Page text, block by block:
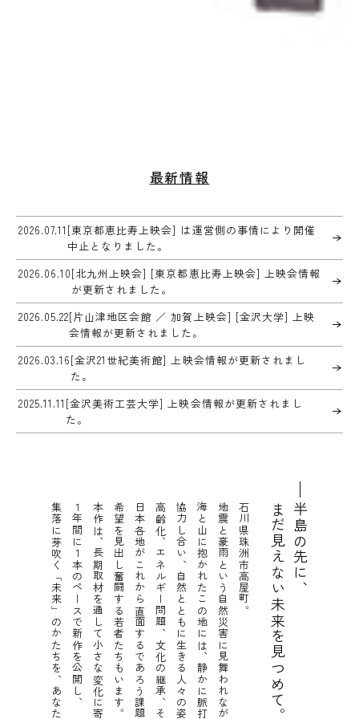
最新情報
2026.07.11 [東京都恵比寿上映会] は運営側の事情により開催
中止となりました。
2026.06.10[北九州上映会] [東京都恵比寿上映会] 上映会情報
が更新されました。
2026.05.22[片山津地区会館 ／ 加賀上映会] [金沢大学] 上映
会情報が更新されました。
2026.03.16[金沢21世紀美術館] 上映会情報が更新されまし
た。
2025.11.11 [金沢美術工芸大学] 上映会情報が更新されまし
た。
半島の先に、
まだ見えない未来を見つめて。
石川県珠洲市高屋町。
地震と豪雨という自然災害に見舞われながらも、
協力し合い、自然とともに生きる人々の姿。
日本各地がこれから直面するであろう課題の中にも、
希望を見出し奮闘する若者たちもいます。
１年間に１本のペースで新作を公開し、